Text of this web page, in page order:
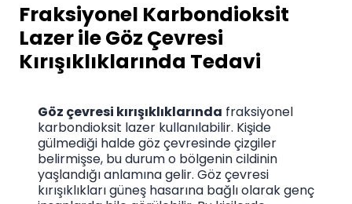
Fraksiyonel Karbondioksit
Lazer ile Göz Çevresi
Kırışıklıklarında Tedavi
Göz çevresi kırışıklıklarında fraksiyonel
karbondioksit lazer kullanılabilir. Kişide
gülmediği halde göz çevresinde çizgiler
belirmişse, bu durum o bölgenin cildinin
yaşlandığı anlamına gelir. Göz çevresi
kırışıklıkları güneş hasarına bağlı olarak genç